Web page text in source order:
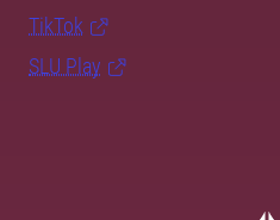
TikTok
SLU Play